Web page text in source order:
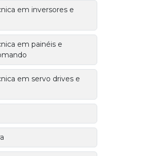
em inversores e
em painéis e
em servo drives e